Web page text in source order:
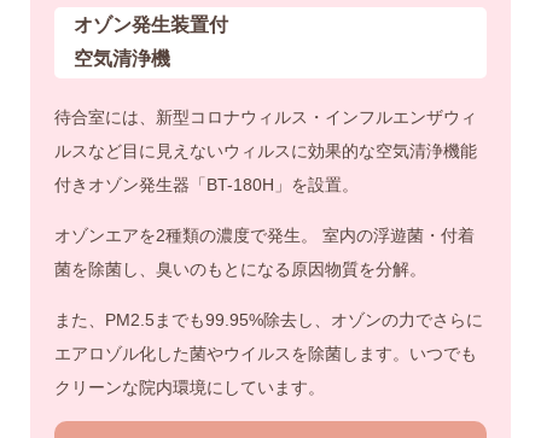
オゾン発生装置付
空気清浄機
待合室には、新型コロナウィルス・インフルエンザウィ
ルスなど目に見えないウィルスに効果的な空気清浄機能
付きオゾン発生器「BT-180H」を設置。
オゾンエアを2種類の濃度で発生。 室内の浮遊菌・付着
菌を除菌し、臭いのもとになる原因物質を分解。
また、PM2.5までも99.95%除去し、オゾンの力でさらに
エアロゾル化した菌やウイルスを除菌します。いつでも
クリーンな院内環境にしています。